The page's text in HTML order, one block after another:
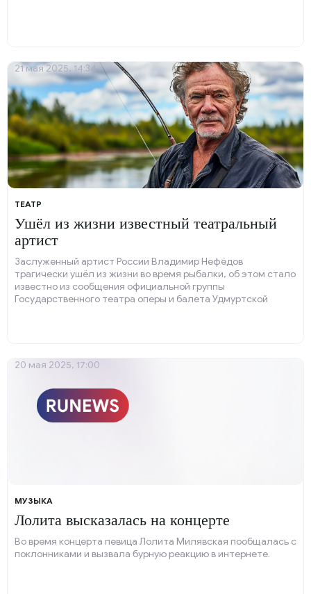
ТЕАТР
Ушёл из жизни известный театральный
артист
Заслуженный артист России Владимир Нефёдов
трагически ушёл из жизни во время рыбалки, об этом стало
известно из сообщения официальной группы
Государственного театра оперы и балета Удмуртской
21 мая 2025, 14:34
МУЗЫКА
Лолита высказалась на концерте
Во время концерта певица Лолита Милявская пообщалась с
поклонниками и вызвала бурную реакцию в интернете.
20 мая 2025, 17:00